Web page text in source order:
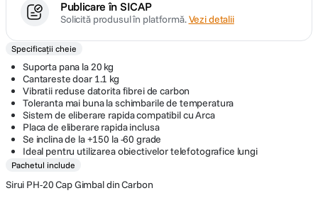
Publicare în SICAP
Solicită produsul în platformă.Vezi detalii
Specificații cheie
Suporta pana la 20 kg
Cantareste doar 1.1 kg
Vibratii reduse datorita fibrei de carbon
Toleranta mai buna la schimbarile de temperatura
Sistem de eliberare rapida compatibil cu Arca
Placa de eliberare rapida inclusa
Se inclina de la +150 la -60 grade
Ideal pentru utilizarea obiectivelor telefotografice lungi
Pachetul include
Sirui PH-20 Cap Gimbal din Carbon